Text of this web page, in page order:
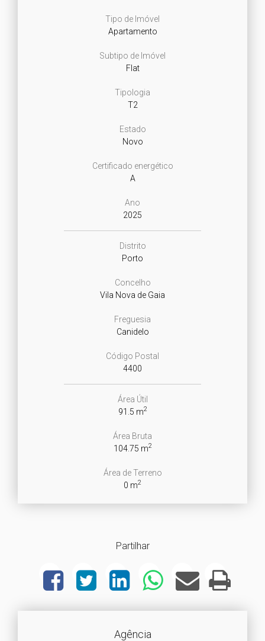
Tipo de Imóvel
Apartamento
Subtipo de Imóvel
Flat
Tipologia
T2
Estado
Novo
Certificado energético
A
Ano
2025
Distrito
Porto
Concelho
Vila Nova de Gaia
Freguesia
Canidelo
Código Postal
4400
Área Útil
91.5 m2
Área Bruta
104.75 m2
Área de Terreno
0 m2
Partilhar
Agência